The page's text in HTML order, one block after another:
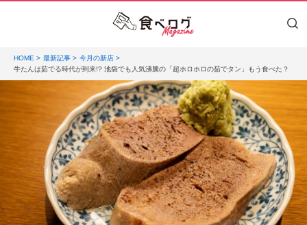
HOME 最新記事
今月の新店
牛たんは茹でる時代が到来!? 池袋でも人気沸騰の「超ホロホロの茹でタン」もう食べた？